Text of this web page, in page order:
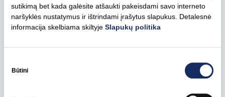
sutikimą bet kada galėsite atšaukti pakeisdami savo interneto
naršyklės nustatymus ir ištrindami įrašytus slapukus. Detalesnė
informacija skelbiama skiltyjeSlapukų politika
pasirinkimas
Būtini
aukštos kokybės ryšių su investuotojais vertinimo
etalonų, įvertinančiu įmones, demonstruojančias
išskirtinę komunikacijos ir investuotojų įtraukimo praktiką.